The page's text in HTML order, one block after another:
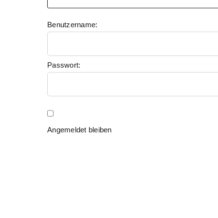
Benutzername:
Passwort:
Angemeldet bleiben